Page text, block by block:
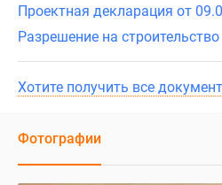
Проектная декларация от
Разрешение на строительство
Хотите получить все
Фотографии